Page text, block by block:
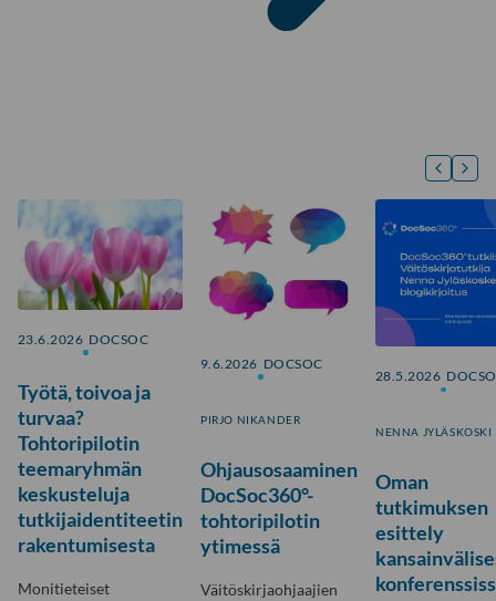
23.6.2026 DOCSOC
Työtä, toivoa ja
turvaa?
Tohtoripilotin
teemaryhmän
keskusteluja
tutkijaidentiteetin
rakentumisesta
Monitieteiset
9.6.2026 DOCSOC
PIRJO NIKANDER
Ohjausosaaminen
DocSoc360°-
tohtoripilotin
ytimessä
Väitöskirjaohjaajien
28.5.2026
NENNA JYLÄSKOSKI
Oman
tutkimuksen
esittely